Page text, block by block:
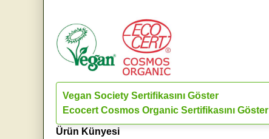
Vegan Society Sertifikasını Göster
Ecocert Cosmos Organic Sertifikasını Göster
Ürün Künyesi